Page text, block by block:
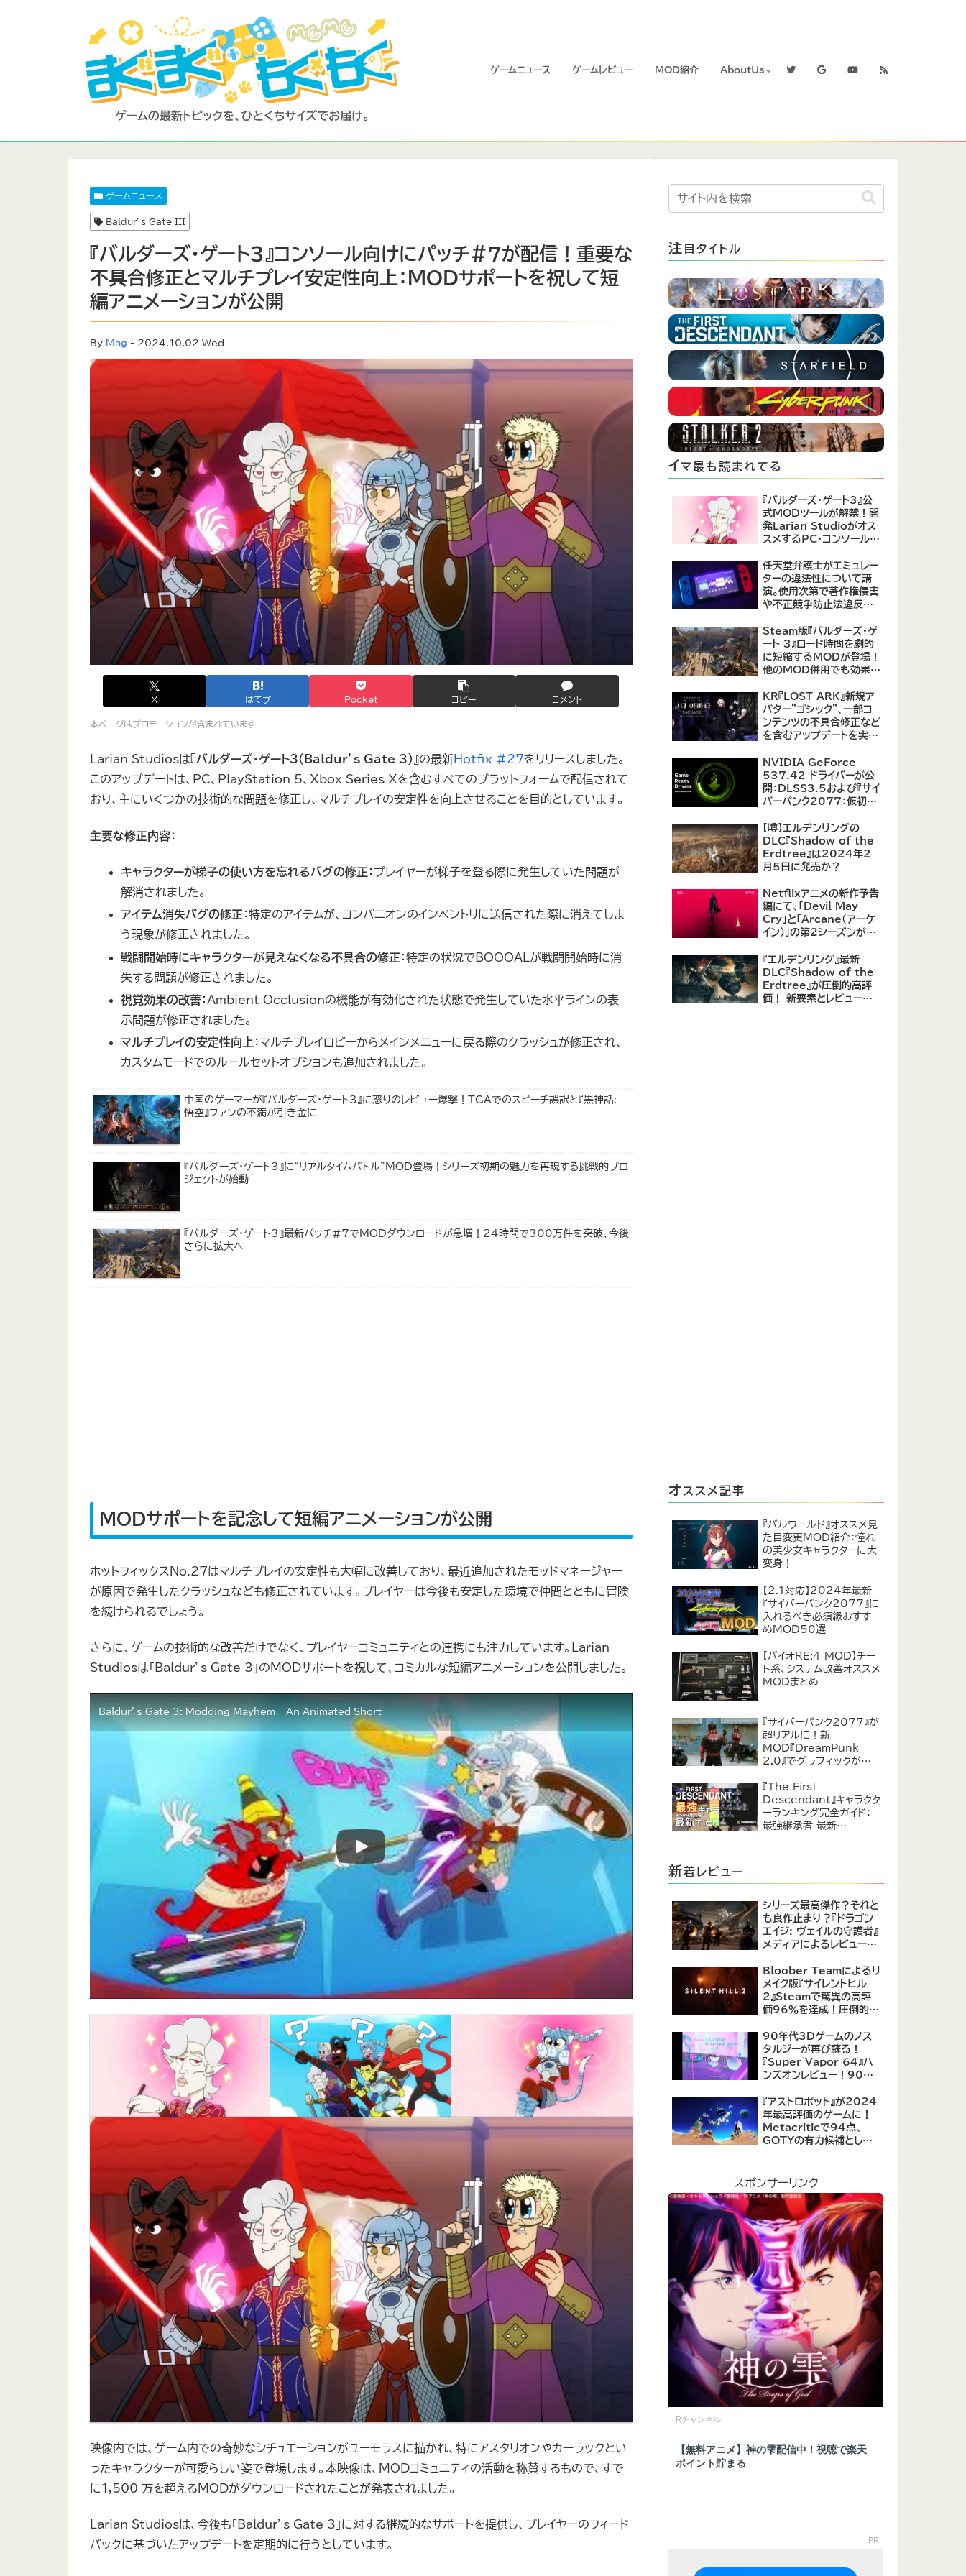
ゲームニュース ゲームレビュー MOD紹介 AboutUs
ゲームニュース
Baldur’s Gate III
『バルダーズ・ゲート3』コンソール向けにパッチ#7が配信！重要な
不具合修正とマルチプレイ安定性向上：MODサポートを祝して短
編アニメーションが公開
By Mag - 2024.10.02 Wed
X はてブ Pocket コピー コメント
本ページはプロモーションが含まれています
Larian Studiosは『バルダーズ・ゲート3（Baldur’s Gate 3） 』の最新Hotfix #27をリリースしました。
このアップデートは、PC、PlayStation 5、Xbox Series Xを含むすべてのプラットフォームで配信されて
おり、主にいくつかの技術的な問題を修正し、マルチプレイの安定性を向上させることを目的としています。
主要な修正内容：
キャラクターが梯子の使い方を忘れるバグの修正 ：プレイヤーが梯子を登る際に発生していた問題が
解消されました。
アイテム消失バグの修正 ：特定のアイテムが、コンパニオンのインベントリに送信された際に消えてしま
う現象が修正されました。
戦闘開始時にキャラクターが見えなくなる不具合の修正 ：特定の状況でBOOOALが戦闘開始時に消
失する問題が修正されました。
視覚効果の改善：Ambient Occlusionの機能が有効化された状態で発生していた水平ラインの表
示問題が修正されました。
マルチプレイの安定性向上 ：マルチプレイロビーからメインメニューに戻る際のクラッシュが修正され、
カスタムモードでのルールセットオプションも追加されました。
中国のゲーマーが『バルダーズ・ゲート3』に怒りのレビュー爆撃！TGAでのスピーチ誤訳と『黒神話:
悟空』ファンの不満が引き金に
『バルダーズ・ゲート3』に“リアルタイムバトル”MOD登場！シリーズ初期の魅力を再現する挑戦的プロ
ジェクトが始動
『バルダーズ・ゲート3』最新パッチ#7でMODダウンロードが急増！24時間で300万件を突破、今後
さらに拡大へ
MODサポートを記念して短編アニメーションが公開
ホットフィックスNo.27はマルチプレイの安定性も大幅に改善しており、最近追加されたモッドマネージャー
が原因で発生したクラッシュなども修正されています。プレイヤーは今後も安定した環境で仲間とともに冒険
を続けられるでしょう。
さらに、ゲームの技術的な改善だけでなく、プレイヤーコミュニティとの連携にも注力しています。Larian
Studiosは「Baldur’s Gate 3」のMODサポートを祝して、コミカルな短編アニメーションを公開しました。
Baldur’s Gate 3: Modding Mayhem – An Animated Short
映像内では、ゲーム内での奇妙なシチュエーションがユーモラスに描かれ、特にアスタリオンやカーラックとい
ったキャラクターが可愛らしい姿で登場します。本映像は、MODコミュニティの活動を称賛するもので、すで
に1,500 万を超えるMODがダウンロードされたことが発表されました。
Larian Studiosは、今後も「Baldur’s Gate 3」に対する継続的なサポートを提供し、プレイヤーのフィード
バックに基づいたアップデートを定期的に行うとしています。
注 目タイトル
イマ最も読まれてる
『バルダーズ・ゲート3』公
式MODツールが解禁！開
発Larian Studioがオス
スメするPC・コンソール向
任天堂弁護士がエミュレー
ターの違法性について講
演。使用次第で著作権侵害
や不正競争防止法違反に
Steam版『バルダーズ・ゲ
ート 3』ロード時間を劇的
に短縮するMODが登場！
他のMOD併用でも効果を
価
KR『LOST ARK』新規ア
バター"ゴシック"、一部コ
ンテンツの不具合修正など
を含むアップデートを実
NVIDIA GeForce
537.42 ドライバーが公
開：DLSS3.5および『サイ
バーパンク2077：仮初め
【噂】エルデンリングの
DLC『Shadow of the
Erdtree』は2024年2
月5日に発売か？
Netflixアニメの新作予告
編にて、「Devil May
Cry」と「Arcane（アーケ
イン）」の第2シーズンが紹
『エルデンリング』最新
DLC『Shadow of the
Erdtree』が圧倒的高評
価！ 新要素とレビューま
オ ススメ記事
『パルワールド』オススメ見
た目変更MOD紹介：憧れ
の美少女キャラクターに大
変身！
【2.1対応】2024年最新
『サイバーパンク2077』に
入れるべき必須級おすす
めMOD50選
【バイオRE:4 MOD】チー
ト系、システム改善オススメ
MODまとめ
『サイバーパンク2077』が
超リアルに！新
MOD『DreamPunk
2.0』でグラフィックが恐ろ
『The First
Descendant』キャラクタ
ーランキング完全ガイド：
最強継承者 最新
新着レビュー
シリーズ最高傑作？それと
も良作止まり？『ドラゴン
エイジ: ヴェイルの守護者』
メディアによるレビューが
ラクター育成システムは好
評、戦闘システムは賛否あ
り
Bloober Teamによるリ
メイク版『サイレントヒル
2』Steamで驚異の高評
価96％を達成！圧倒的な
の復活
90年代3Dゲームのノス
タルジーが再び蘇る！
『Super Vapor 64』ハ
ンズオンレビュー！90年
再現したノスタルジックア
クション
『アストロボット』が2024
年最高評価のゲームに！
Metacriticで94点、
GOTYの有力候補として
スポンサーリンク